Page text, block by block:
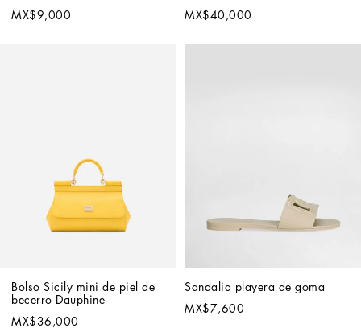
MX$9,000
MX$40,000
Bolso Sicily mini de piel de
becerro Dauphine
MX$36,000
Sandalia playera de goma
MX$7,600